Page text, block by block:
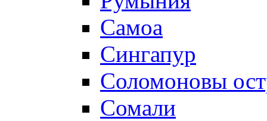
Самоа
Сингапур
Соломоновы
Сомали